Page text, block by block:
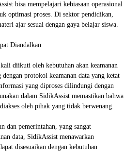
bisa mempelajari kebiasaan operasional
optimasi proses. Di sektor pendidikan,
ajar sesuai dengan gaya belajar siswa.
Diandalkan
diikuti oleh kebutuhan akan keamanan
protokol keamanan data yang ketat
yang diproses dilindungi dengan
dalam SidikAssist memastikan bahwa
oleh pihak yang tidak berwenang.
dan pemerintahan, yang sangat
data, SidikAssist menawarkan
disesuaikan dengan kebutuhan